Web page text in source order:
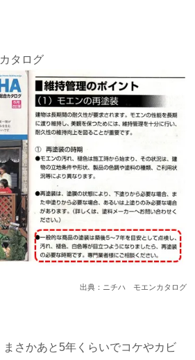
タログ
出典：ニチハ モエンカタログ
さかあと 5年くらいでコケやカビ